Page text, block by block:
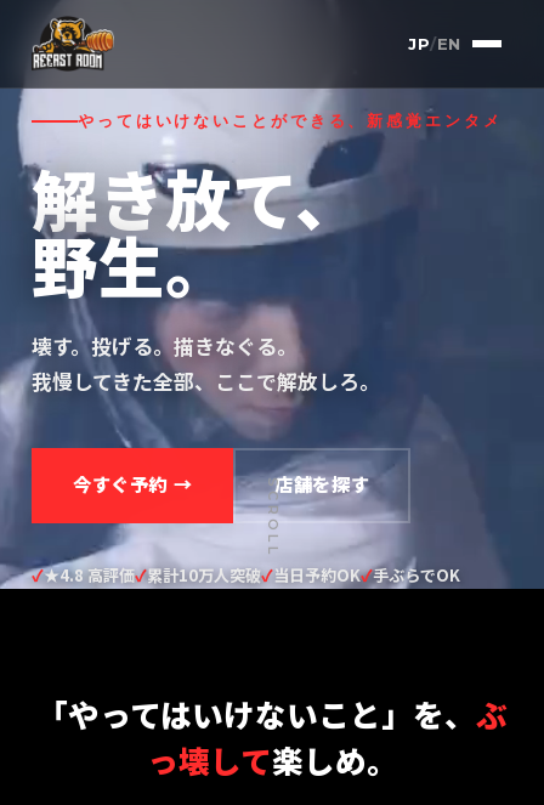
JP/EN
やってはいけないことができる、新感覚エンタメ
解き放て、
野生。
壊す。投げる。描きなぐる。
我慢してきた全部、ここで解放しろ。
今すぐ予約 → 店舗を探す
★4.8 高評価 累計10万人突破 当日予約OK 手ぶらでOK
SCROLL
「やってはいけないこと」を、 ぶ
っ壊して楽しめ。